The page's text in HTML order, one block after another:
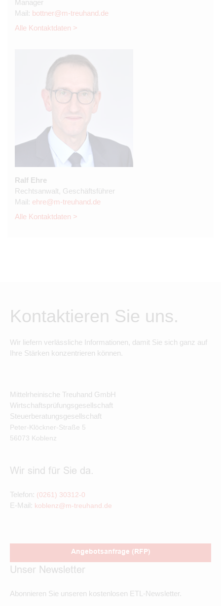
Manager
Mail: bottner@m-treuhand.de
Alle Kontaktdaten >
Ralf Ehre
Rechtsanwalt, Geschäftsführer
Mail: ehre@m-treuhand.de
Alle Kontaktdaten >
Kontaktieren Sie uns.
Wir liefern verlässliche Informationen, damit Sie sich ganz auf
Ihre Stärken konzentrieren können.
Mittelrheinische Treuhand GmbH
Wirtschaftsprüfungsgesellschaft
Steuerberatungsgesellschaft
Peter-Klöckner-Straße 5
56073 Koblenz
Wir sind für Sie da.
Telefon: (0261) 30312-0
E-Mail: koblenz@m-treuhand.de
Angebotsanfrage (RFP)
Unser Newsletter
Abonnieren Sie unseren kostenlosen ETL-Newsletter.